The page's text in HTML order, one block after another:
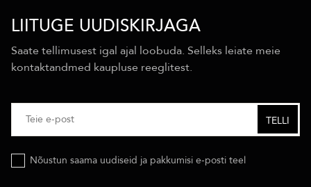
LIITUGE UUDISKIRJAGA
Saate tellimusest igal ajal loobuda. Selleks leiate meie
kontaktandmed kaupluse reeglitest.
Nõustun saama uudiseid ja pakkumisi e-posti teel